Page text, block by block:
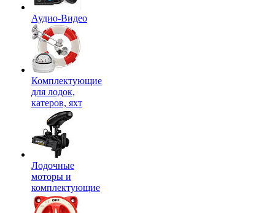
Аудио-Видео
Комплектующие
для лодок,
катеров, яхт
Лодочные
моторы и
комплектующие